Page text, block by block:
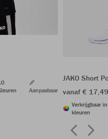
Aanpasbaar
JAKO Short
vanaf €
Verkrijgbaar
kleuren